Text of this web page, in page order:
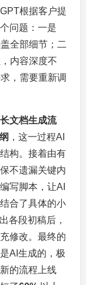
根据客户提
问题：一是
全部细节；二
内容深度不
，需要重新调
文档生成流
，这一过程AI
构。接着由有
不遗漏关键内
写脚本，让AI
结合了具体的小
各段初稿后，
修改。最终的
AI生成的，极
的流程上线